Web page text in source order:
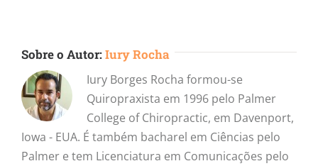
Sobre o Autor:Iury Rocha
Iury Borges Rocha formou-se
Quiropraxista em 1996 pelo Palmer
College of Chiropractic, em Davenport,
Iowa - EUA. É também bacharel em Ciências pelo
Palmer e tem Licenciatura em Comunicações pelo